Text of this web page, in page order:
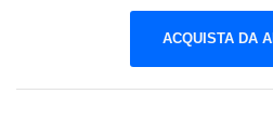
ACQUISTA DA